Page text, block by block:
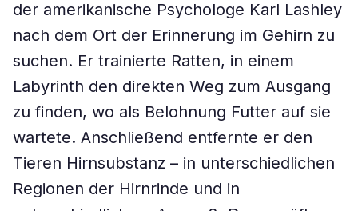
der amerikanische Psychologe Karl Lashley
nach dem Ort der Erinnerung im Gehirn zu
suchen. Er trainierte Ratten, in einem
Labyrinth den direkten Weg zum Ausgang
zu finden, wo als Belohnung Futter auf sie
wartete. Anschließend entfernte er den
Tieren Hirnsubstanz – in unterschiedlichen
Regionen der Hirnrinde und in